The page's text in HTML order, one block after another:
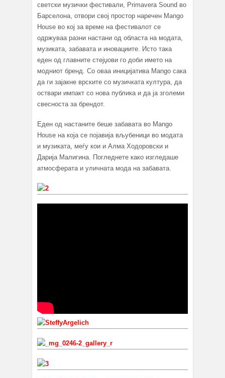
светски музички фестивали, Primavera Sound во
Барселона, отвори свој простор наречен Mango
House во кој за време на фестивалот се
одржуваа разни настани од областа на модата,
музиката, забавата и иновациите. Исто така
еден од главните стејџови го доби името на
модниот бренд. Со оваа иницијатива Mango сака
да ги зајакне врските со музичката култура, да
оствари импакт со нова публика и да ја зголеми
свесноста за брендот.
Еден од настаните беше забавата во Mango
Hоuse на која се појавија вљубеници во модата
и музиката, меѓу кои и Алма Ходоровски и
Дарија Малигина. Погледнете како изгледаше
атмосферата и уличната мода на забавата.